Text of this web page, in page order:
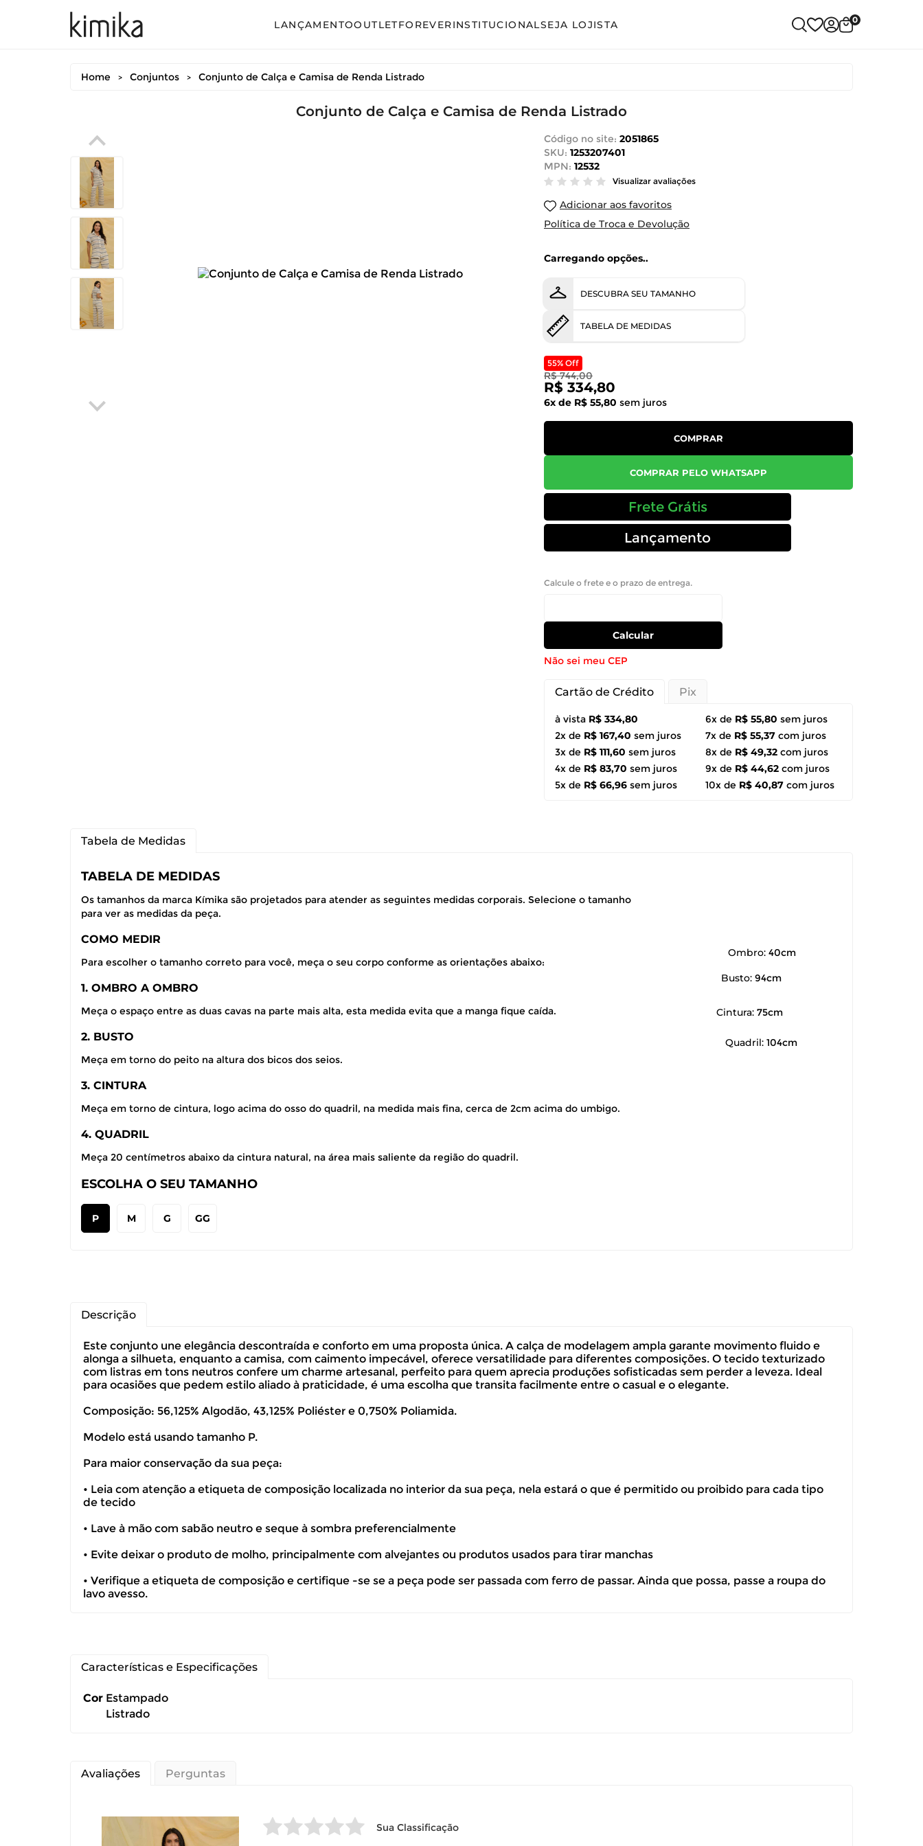
Você pode devolver este produto gratuitamente.
Você possui até 07 dias corridos, após o recebimento do produto, para solicitar a troca ou
devolução caso seu produto esteja sem uso.
É importante revisar aspolíticas de devolução.
LANÇAMENTO
Conjunto Calça
Conjunto Saia
OUTLET
Conjunto Calça
Conjunto Saia
FOREVERINSTITUCIONALSEJA LOJISTA 0
Home > Conjuntos > Conjunto de Calça e Camisa de Renda Listrado
Conjunto de Calça e Camisa de Renda Listrado
Código no site: 2051865
SKU: 1253207401
MPN: 12532
Visualizar avaliações
Adicionar aos favoritos
Política de Troca e Devolução
Carregando opções..
DESCUBRA SEU TAMANHO
TABELA DE MEDIDAS
55% Off
R$ 744,00
R$ 334,80
6x de R$ 55,80 sem juros
COMPRAR
COMPRAR PELO WHATSAPP
Frete Grátis
Lançamento
Calcule o frete e o prazo de entrega.
Calcular
Não sei meu CEP
Cartão de Crédito Pix
à vista R$ 334,80
2x de R$ 167,40 sem juros
3x de R$ 111,60 sem juros
4x de R$ 83,70 sem juros
5x de R$ 66,96 sem juros
6x de R$ 55,80 sem juros
7x de R$ 55,37 com juros
8x de R$ 49,32 com juros
9x de R$ 44,62 com juros
10x de R$ 40,87 com juros
Tabela de Medidas
TABELA DE MEDIDAS
Os tamanhos da marca Kímika são projetados para atender as seguintes medidas corporais. Selecione o tamanho
para ver as medidas da peça.
COMO MEDIR
Para escolher o tamanho correto para você, meça o seu corpo conforme as orientações abaixo:
1. OMBRO A OMBRO
Meça o espaço entre as duas cavas na parte mais alta, esta medida evita que a manga fique caída.
2. BUSTO
Meça em torno do peito na altura dos bicos dos seios.
3. CINTURA
Meça em torno de cintura, logo acima do osso do quadril, na medida mais fina, cerca de 2cm acima do umbigo.
4. QUADRIL
Meça 20 centímetros abaixo da cintura natural, na área mais saliente da região do quadril.
ESCOLHA O SEU TAMANHO
P M G GG
Ombro: 40cm
Busto: 94cm
Cintura: 75cm
Quadril: 104cm
Descrição
Este conjunto une elegância descontraída e conforto em uma proposta única. A calça de modelagem ampla garante movimento fluido e
alonga a silhueta, enquanto a camisa, com caimento impecável, oferece versatilidade para diferentes composições. O tecido texturizado
com listras em tons neutros confere um charme artesanal, perfeito para quem aprecia produções sofisticadas sem perder a leveza. Ideal
para ocasiões que pedem estilo aliado à praticidade, é uma escolha que transita facilmente entre o casual e o elegante.
Composição: 56,125% Algodão, 43,125% Poliéster e 0,750% Poliamida.
Modelo está usando tamanho P.
Para maior conservação da sua peça:
• Leia com atenção a etiqueta de composição localizada no interior da sua peça, nela estará o que é permitido ou proibido para cada tipo
de tecido
• Lave à mão com sabão neutro e seque à sombra preferencialmente
• Evite deixar o produto de molho, principalmente com alvejantes ou produtos usados para tirar manchas
• Verifique a etiqueta de composição e certifique -se se a peça pode ser passada com ferro de passar. Ainda que possa, passe a roupa do
lavo avesso.
Características e Especificações
Cor Estampado
Listrado
Avaliações Perguntas
Sua Classificação